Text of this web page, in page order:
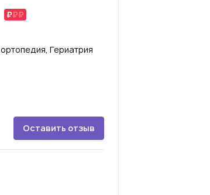
Гериатрия
Оставить отзыв